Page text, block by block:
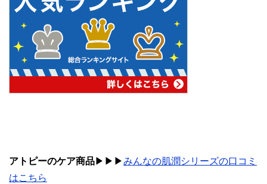
アトピーのケア商品▶︎▶︎▶︎みんなの肌潤シリーズの口コミ
はこちら